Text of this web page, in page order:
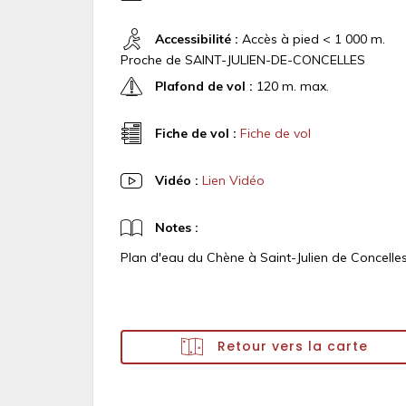
Accessibilité : Accès à pied < 1 000 m.
Proche de SAINT-JULIEN-DE-CONCELLES
Plafond de vol : 120 m. max.
Fiche de vol : Fiche de vol
Vidéo : Lien Vidéo
Notes :
Plan d'eau du Chène à Saint-Julien de
Retour vers la carte